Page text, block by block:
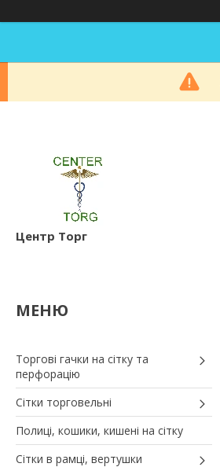
Центр Торг
Торгові гачки на сітку та
перфорацію
Сітки торговельні
Полиці, кошики, кишені на сітку
Сітки в рамці, вертушки